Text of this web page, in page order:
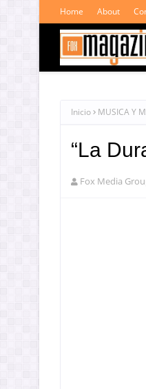
Home About
Inicio MUSICA Y
“La
Fox Media